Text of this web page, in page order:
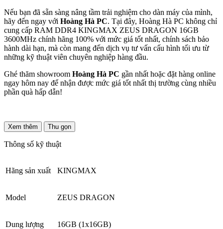
Nếu bạn đã sẵn sàng nâng tầm trải nghiệm cho dàn máy của mình,
hãy đến ngay với Hoàng Hà PC. Tại đây, Hoàng Hà PC không chỉ
cung cấp RAM DDR4 KINGMAX ZEUS DRAGON 16GB
3600MHz chính hãng 100% với mức giá tốt nhất, chính sách bảo
hành dài hạn, mà còn mang đến dịch vụ tư vấn cấu hình tối ưu từ
những kỹ thuật viên chuyên nghiệp hàng đầu.
Ghé thăm showroom Hoàng Hà PC gần nhất hoặc đặt hàng online
ngay hôm nay để nhận được mức giá tốt nhất thị trường cùng nhiều
phần quà hấp dẫn!
Xem thêm Thu gọn
Thông số kỹ thuật
Hãng sản xuất KINGMAX
Model ZEUS DRAGON
Dung lượng 16GB (1x16GB)